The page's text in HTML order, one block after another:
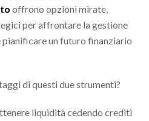
offrono opzioni mirate,
per affrontare la gestione
un futuro finanziario
di questi due strumenti?
liquidità cedendo crediti